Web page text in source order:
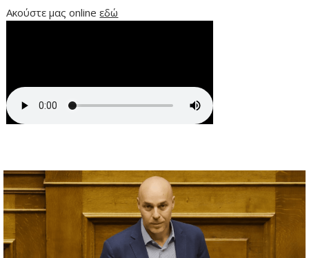
Ακούστε μας onlineεδώ